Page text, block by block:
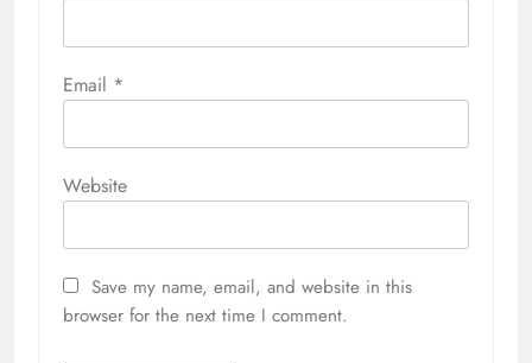
Email *
Website
Save my name, email, and website in this
browser for the next time I comment.